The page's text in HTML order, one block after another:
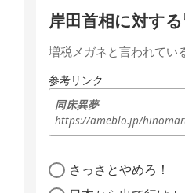
岸田首相に対す
増税メガネと言われてい
参考リンク
同床異夢
https://ameblo.jp/
さっさとやめろ！